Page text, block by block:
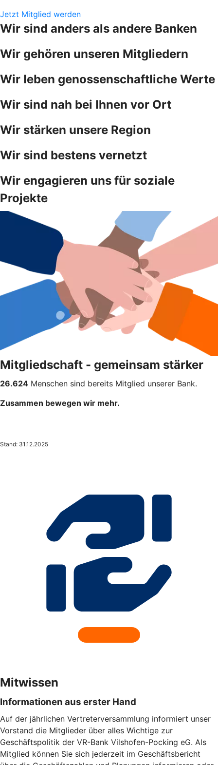
Jetzt Mitglied werden
Wir sind anders als andere Banken
Wir gehören unseren Mitgliedern
Wir leben genossenschaftliche Werte
Wir sind nah bei Ihnen vor Ort
Wir stärken unsere Region
Wir sind bestens vernetzt
Wir engagieren uns für soziale
Projekte
Mitgliedschaft - gemeinsam stärker
26.624 Menschen sind bereits Mitglied unserer Bank.
Zusammen bewegen wir mehr.
Stand: 31.12.2025
Mitwissen
Informationen aus erster Hand
Auf der jährlichen Vertreterversammlung informiert unser
Vorstand die Mitglieder über alles Wichtige zur
Geschäftspolitik der VR-Bank Vilshofen-Pocking eG. Als
Mitglied können Sie sich jederzeit im Geschäftsbericht